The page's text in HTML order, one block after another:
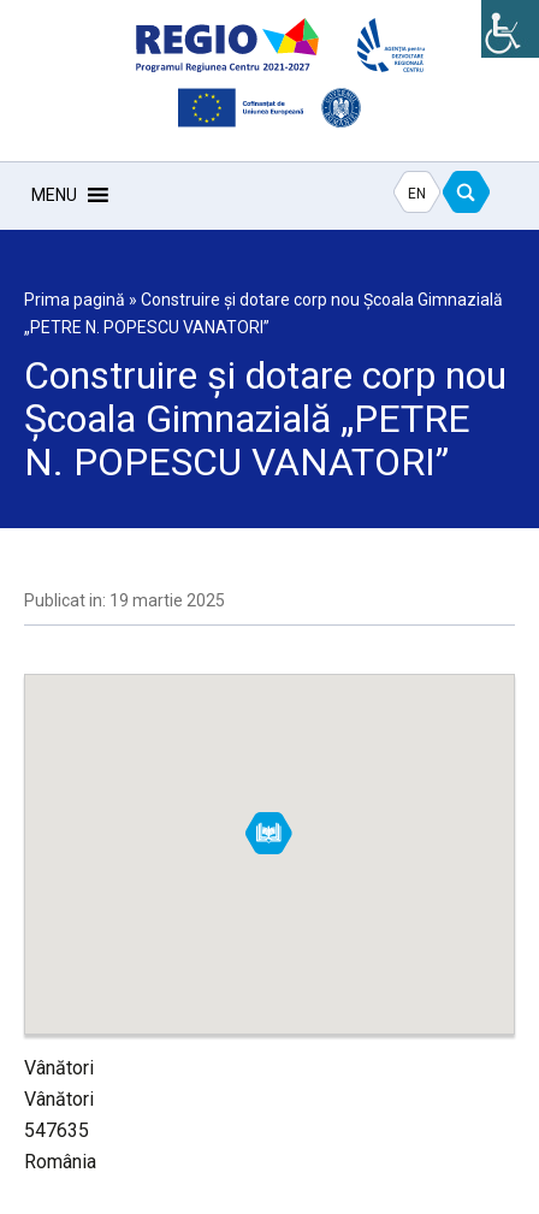
MENU EN
Prima pagină » Construire și dotare corp nou Școala Gimnazială
„PETRE N. POPESCU VANATORI”
Construire și dotare corp nou
Școala Gimnazială „PETRE
N. POPESCU VANATORI”
Publicat in: 19 martie 2025
Vânători
Vânători
547635
România